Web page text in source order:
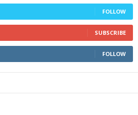
FOLLOW
SUBSCRIBE
FOLLOW